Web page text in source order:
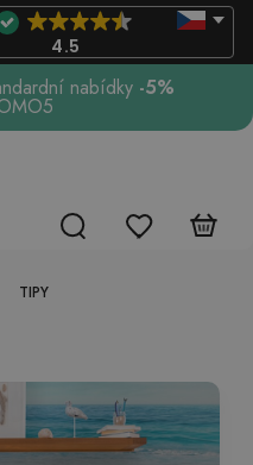
4.5
nabídky -5%
TIPY